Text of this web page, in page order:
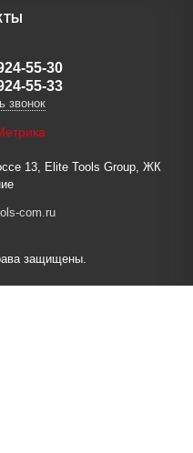
55-30
55-33
звонок
13, Elite Tools Group, ЖК
com.ru
защищены.